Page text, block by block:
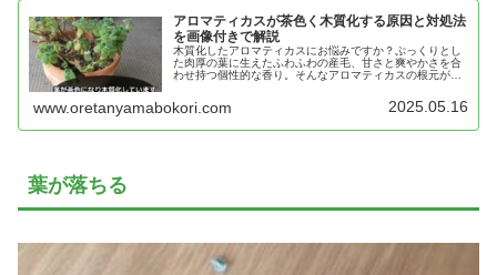
アロマティカスが茶色く木質化する原因と対処法
を画像付きで解説
木質化したアロマティカスにお悩みですか？ぷっくりとし
た肉厚の葉に生えたふわふわの産毛、甘さと爽やかさを合
わせ持つ個性的な香り。そんなアロマティカスの根元が茶
www.oretanyamabokori.com 2025.05.16
葉が落ちる